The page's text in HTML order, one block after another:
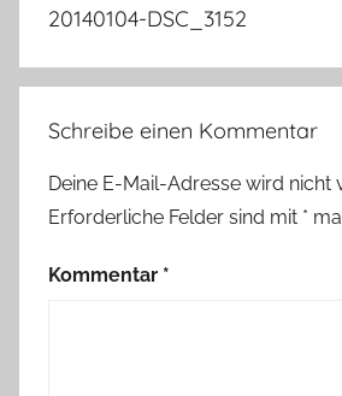
20140104-DSC_3152
Schreibe einen Kommentar
Deine E-Mail-Adresse wird nicht
Erforderliche Felder sind mit *
Kommentar *